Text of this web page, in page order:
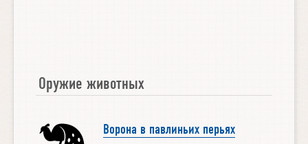
Оружие животных
Ворона в павлиньих перьях